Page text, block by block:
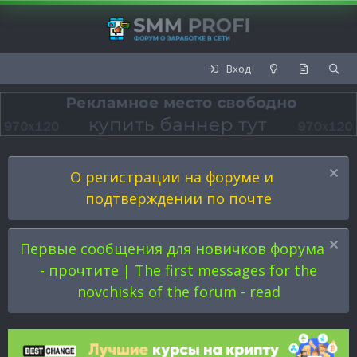
Вход
О регистрации на форуме и
подтверждении по почте
Первые сообщения для новичков форума
- прочтите | The first messages for the
novchisks of the forum - read